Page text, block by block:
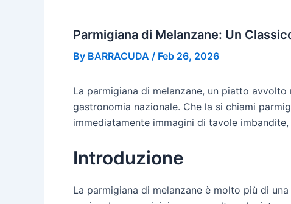
Parmigiana di Melanzane: Un
By BARRACUDA / Feb 26, 2026
La parmigiana di melanzane, un piatto
gastronomia nazionale. Che la si chiami
immediatamente immagini di tavole
Introduzione
La parmigiana di melanzane è molto più di